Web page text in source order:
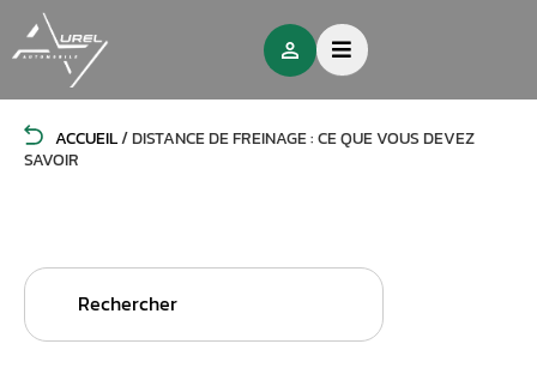
ACCUEIL/DISTANCE DE FREINAGE : CE QUE VOUS DEVEZ
SAVOIR
Search